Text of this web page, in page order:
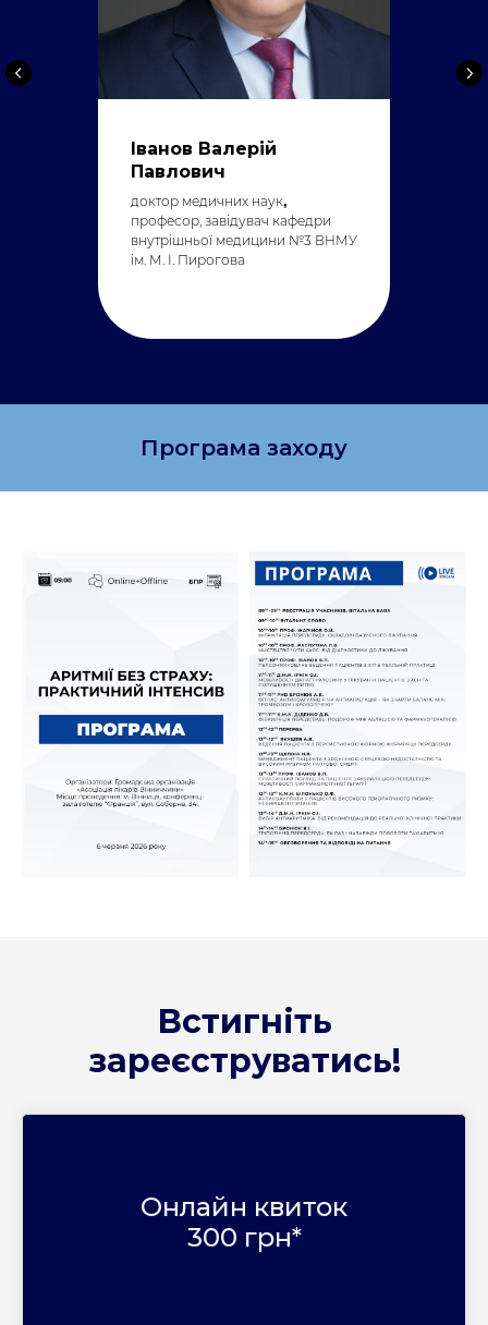
Іванов Валерій
Павлович
доктор медичних наук,
професор, завідувач кафедри
внутрішньої медицини №3 ВНМУ
ім. М. І. Пирогова
Програма заходу
Встигніть
зареєструватись!
Онлайн квиток
300 грн*